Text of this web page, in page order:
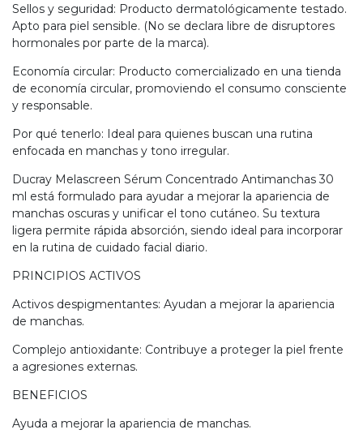
Sellos y seguridad: Producto dermatológicamente testado.
Apto para piel sensible. (No se declara libre de disruptores
hormonales por parte de la marca).
Economía circular: Producto comercializado en una tienda
de economía circular, promoviendo el consumo consciente
y responsable.
Por qué tenerlo: Ideal para quienes buscan una rutina
enfocada en manchas y tono irregular.
Ducray Melascreen Sérum Concentrado Antimanchas 30
ml está formulado para ayudar a mejorar la apariencia de
manchas oscuras y unificar el tono cutáneo. Su textura
ligera permite rápida absorción, siendo ideal para incorporar
en la rutina de cuidado facial diario.
PRINCIPIOS ACTIVOS
Activos despigmentantes: Ayudan a mejorar la apariencia
de manchas.
Complejo antioxidante: Contribuye a proteger la piel frente
a agresiones externas.
BENEFICIOS
Ayuda a mejorar la apariencia de manchas.